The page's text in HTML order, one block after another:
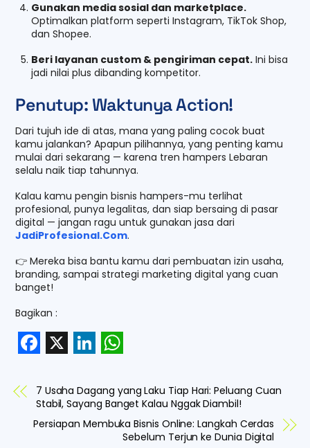
Gunakan media sosial dan marketplace.
Optimalkan platform seperti Instagram, TikTok Shop,
dan Shopee.
Beri layanan custom & pengiriman cepat.Ini bisa
jadi nilai plus dibanding kompetitor.
Penutup: Waktunya Action!
Dari tujuh ide di atas, mana yang paling cocok buat
kamu jalankan? Apapun pilihannya, yang penting kamu
mulai dari sekarang — karena tren hampers Lebaran
selalu naik tiap tahunnya.
Kalau kamu pengin bisnis hampers-mu terlihat
profesional, punya legalitas, dan siap bersaing di pasar
digital — jangan ragu untuk gunakan jasa dari
JadiProfesional.Com.
👉 Mereka bisa bantu kamu dari pembuatan izin usaha,
branding, sampai strategi marketing digital yang cuan
banget!
Bagikan :
F
a
X L
i
n
k
W
h
a
t
7 Usaha Dagang yang Laku Tiap Hari: Peluang Cuan
Stabil, Sayang Banget Kalau Nggak Diambil!
Persiapan Membuka Bisnis Online: Langkah Cerdas
Sebelum Terjun ke Dunia Digital